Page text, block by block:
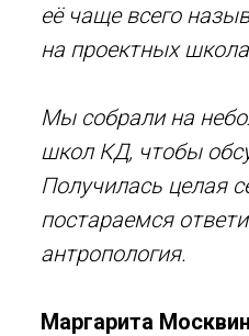
её чаще всего
на проектных
Мы собрали на
школ КД, чтобы
Получилась целая
постараемся
антропология.
Маргарита